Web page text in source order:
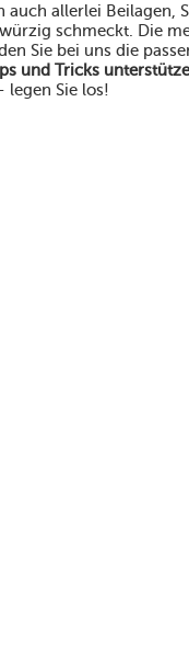
allerlei Beilagen,
schmeckt. Die
Sie bei uns die
und Tricks
legen Sie los!